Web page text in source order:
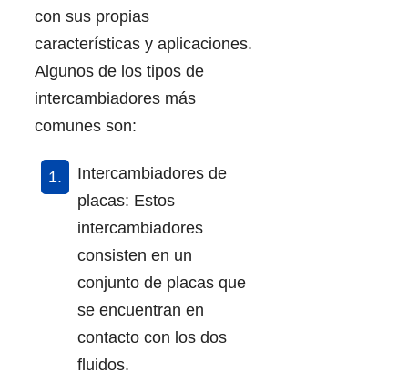
con sus propias
características y aplicaciones.
Algunos de los tipos de
intercambiadores más
comunes son:
Intercambiadores de
placas: Estos
intercambiadores
consisten en un
conjunto de placas que
se encuentran en
contacto con los dos
fluidos.